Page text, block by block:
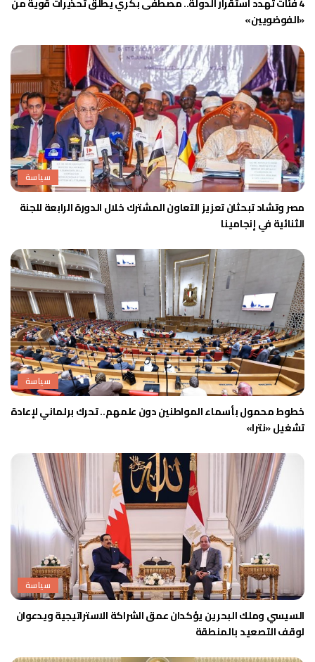
4 فئات تهدد استقرار الدولة.. مصطفى بكري يطلق تحذيرات قوية من
«الفوضويين»
سياسة
مصر وتشاد تبحثان تعزيز التعاون المشترك خلال الدورة الرابعة للجنة
الثنائية في إنجامينا
سياسة
خطوط محمول بأسماء المواطنين دون علمهم.. تحرك برلماني لإعادة
تشغيل «نترا»
سياسة
السيسي وملك البحرين يؤكدان عمق الشراكة الاستراتيجية ويدعوان
لوقف التصعيد بالمنطقة